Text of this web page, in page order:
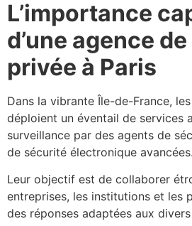
L’importance
d’une agence
privée à Paris
Dans la vibrante Île-de-France,
déploient un éventail de services
surveillance par des agents de
de sécurité électronique avancées.
Leur objectif est de collaborer
entreprises, les institutions et les
des réponses adaptées aux